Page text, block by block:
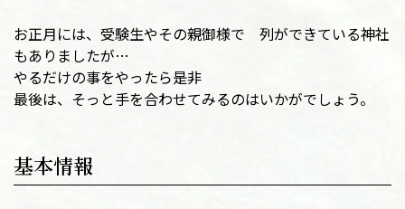
お正月には、受験生やその親御様で 列ができている神社
もありましたが…
やるだけの事をやったら是非
最後は、そっと手を合わせてみるのはいかがでしょう。
基本情報